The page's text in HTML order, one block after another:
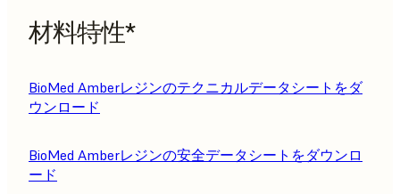
材料特性*
BioMed Amberレジンのテクニカルデータシートをダ
ウンロード
BioMed Amberレジンの安全データシートをダウンロ
ード